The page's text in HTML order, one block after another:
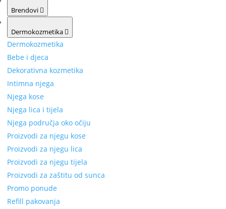
Brendovi
Dermokozmetika
Dermokozmetika
Bebe i djeca
Dekorativna kozmetika
Intimna njega
Njega kose
Njega lica i tijela
Njega područja oko očiju
Proizvodi za njegu kose
Proizvodi za njegu lica
Proizvodi za njegu tijela
Proizvodi za zaštitu od sunca
Promo ponude
Refill pakovanja